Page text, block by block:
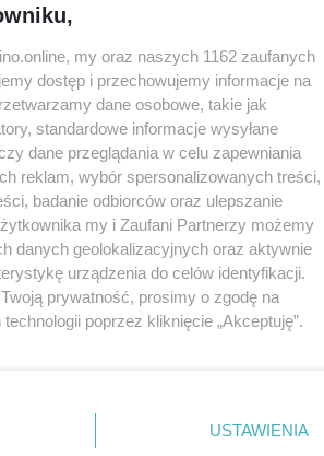
my oraz naszych 1162 zaufanych
dostęp i przechowujemy informacje na
dane osobowe, takie jak
standardowe informacje wysyłane
dane przeglądania w celu zapewniania
reklam, wybór spersonalizowanych treści,
badanie odbiorców oraz ulepszanie
my i Zaufani Partnerzy możemy
danych geolokalizacyjnych oraz aktywnie
urządzenia do celów identyfikacji.
prywatność, prosimy o zgodę na
poprzez kliknięcie „Akceptuję”.
użytkownika, ale masz prawo sprzeciwić
Preferencje będą miały
USTAWIENIA